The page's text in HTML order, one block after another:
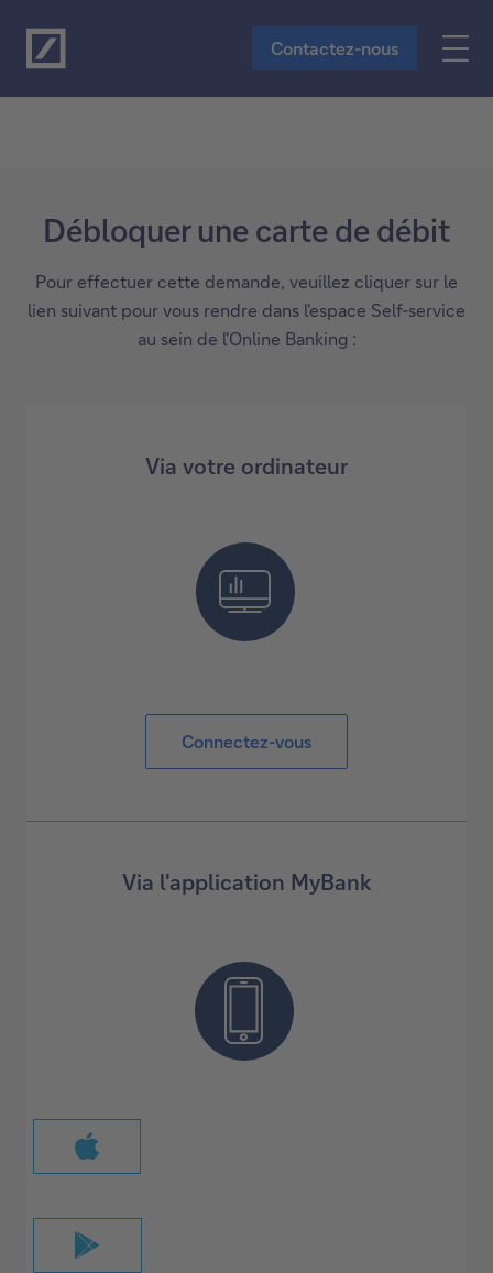
Vers le contenu principal
Contactez-nous
Débloquer une carte de débit
Pour effectuer cette demande, veuillez cliquer sur le
lien suivant pour vous rendre dans l'espace Self-service
au sein de l'Online Banking :
Via votre ordinateur
Connectez-vous
Via l'application MyBank